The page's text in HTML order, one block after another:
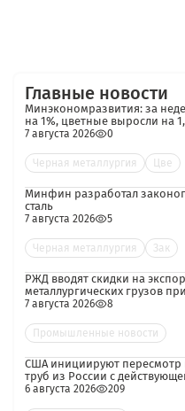
Главные новости
Минэкономразвития: за
на 1%, цветные выросли на
7 августа 2026 0
Черная металлургия Цве
Минфин разработал
сталь
7 августа 2026 5
Черная металлургия Зак
РЖД вводят скидки на
металлургических грузов
7 августа 2026 8
Промышленные новости
США инициируют
труб из России с
6 августа 2026 209